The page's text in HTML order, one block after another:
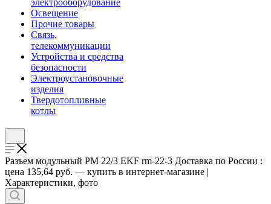
электрооборудование
Освещение
Прочие товары
Связь,
телекоммуникации
Устройства и средства
безопасности
Электроустановочные
изделия
Твердотопливные
котлы
Разъем модульный РМ 22/3 EKF rm-22-3 Доставка по России :
цена 135,64 руб. — купить в интернет-магазине |
Характеристики, фото